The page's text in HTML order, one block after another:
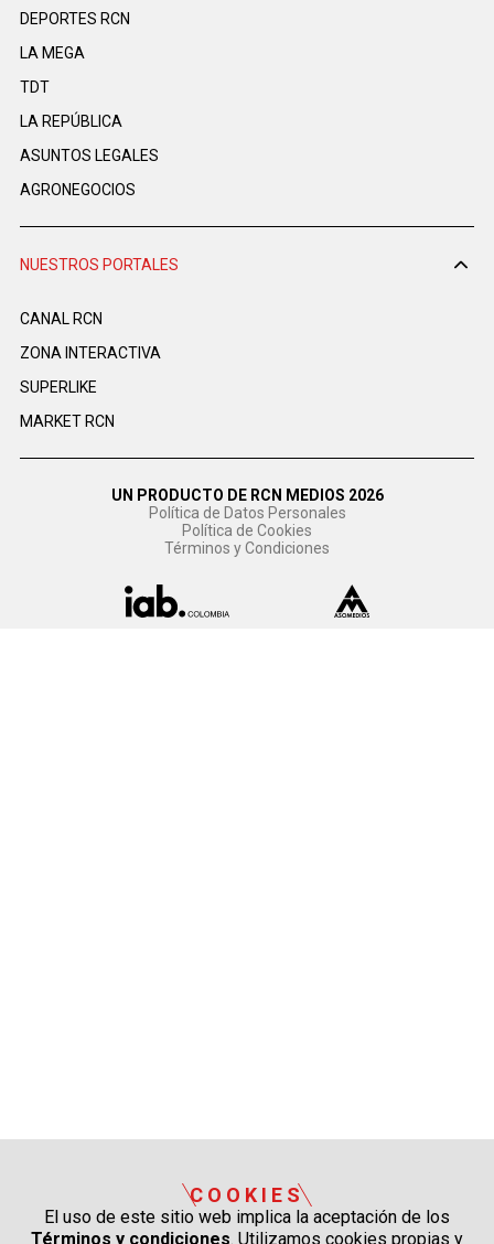
DEPORTES RCN
LA MEGA
TDT
LA REPÚBLICA
ASUNTOS LEGALES
AGRONEGOCIOS
NUESTROS PORTALES
CANAL RCN
ZONA INTERACTIVA
SUPERLIKE
MARKET RCN
UN PRODUCTO DE RCN MEDIOS 2026
Política de Datos Personales
Política de Cookies
Términos y Condiciones
COOKIES
El uso de este sitio web implica la aceptación de los
Términos y condiciones. Utilizamos cookies propias y